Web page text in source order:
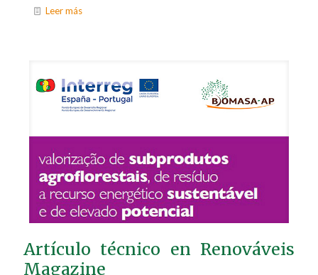
Leer más
Artículo técnico en Renováveis
Magazine